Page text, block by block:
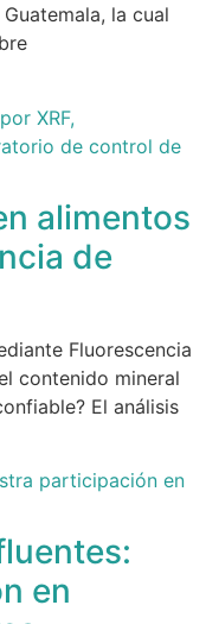
la cual
alimentos
de
Fluorescencia
contenido mineral
El análisis
en